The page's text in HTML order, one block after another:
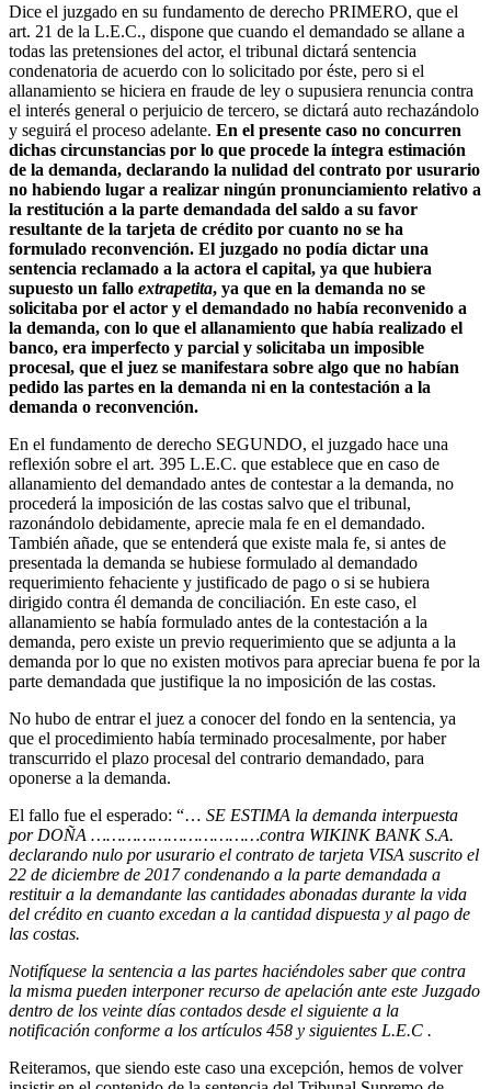
Dice el juzgado en su fundamento de derecho PRIMERO, que el
art. 21 de la L.E.C., dispone que cuando el demandado se allane a
todas las pretensiones del actor, el tribunal dictará sentencia
condenatoria de acuerdo con lo solicitado por éste, pero si el
allanamiento se hiciera en fraude de ley o supusiera renuncia contra
el interés general o perjuicio de tercero, se dictará auto rechazándolo
y seguirá el proceso adelante. En el presente caso no concurren
dichas circunstancias por lo que procede la íntegra estimación
de la demanda, declarando la nulidad del contrato por usurario
no habiendo lugar a realizar ningún pronunciamiento relativo a
la restitución a la parte demandada del saldo a su favor
resultante de la tarjeta de crédito por cuanto no se ha
formulado reconvención. El juzgado no podía dictar una
sentencia reclamado a la actora el capital, ya que hubiera
supuesto un fallo extrapetita, ya que en la demanda no se
solicitaba por el actor y el demandado no había reconvenido a
la demanda, con lo que el allanamiento que había realizado el
banco, era imperfecto y parcial y solicitaba un imposible
procesal, que el juez se manifestara sobre algo que no habían
pedido las partes en la demanda ni en la contestación a la
demanda o reconvención.
En el fundamento de derecho SEGUNDO, el juzgado hace una
reflexión sobre el art. 395 L.E.C. que establece que en caso de
allanamiento del demandado antes de contestar a la demanda, no
procederá la imposición de las costas salvo que el tribunal,
razonándolo debidamente, aprecie mala fe en el demandado.
También añade, que se entenderá que existe mala fe, si antes de
presentada la demanda se hubiese formulado al demandado
requerimiento fehaciente y justificado de pago o si se hubiera
dirigido contra él demanda de conciliación. En este caso, el
allanamiento se había formulado antes de la contestación a la
demanda, pero existe un previo requerimiento que se adjunta a la
demanda por lo que no existen motivos para apreciar buena fe por la
parte demandada que justifique la no imposición de las costas.
No hubo de entrar el juez a conocer del fondo en la sentencia, ya
que el procedimiento había terminado procesalmente, por haber
transcurrido el plazo procesal del contrario demandado, para
oponerse a la demanda.
El fallo fue el esperado: “… SE ESTIMA la demanda interpuesta
por DOÑA ……………………………contra WIKINK BANK S.A.
declarando nulo por usurario el contrato de tarjeta VISA suscrito el
22 de diciembre de 2017 condenando a la parte demandada a
restituir a la demandante las cantidades abonadas durante la vida
del crédito en cuanto excedan a la cantidad dispuesta y al pago de
las costas.
Notifíquese la sentencia a las partes haciéndoles saber que contra
la misma pueden interponer recurso de apelación ante este Juzgado
dentro de los veinte días contados desde el siguiente a la
notificación conforme a los artículos 458 y siguientes L.E.C .
Reiteramos, que siendo este caso una excepción, hemos de volver